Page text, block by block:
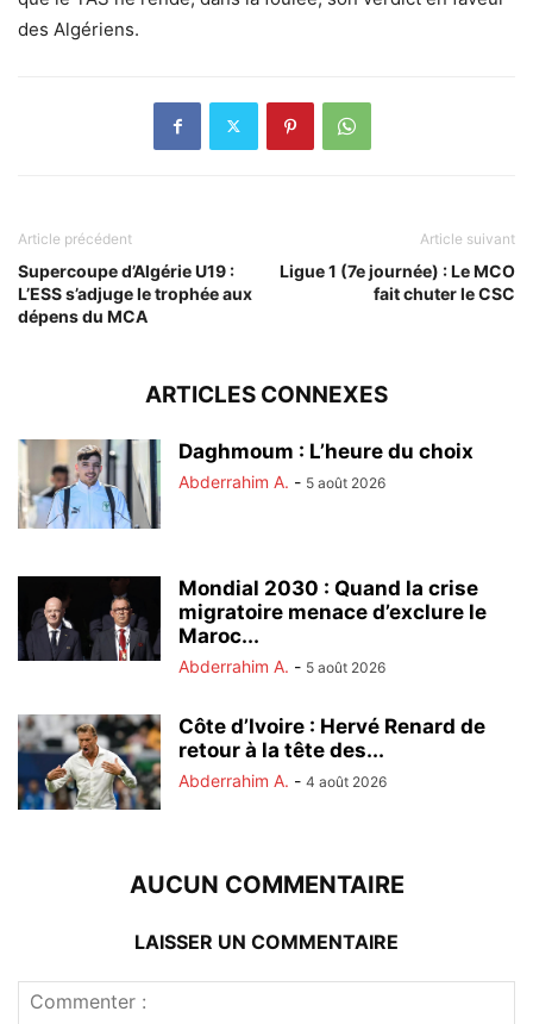
des Algériens.
Article précédent
Supercoupe d’Algérie U19 :
L’ESS s’adjuge le trophée aux
dépens du MCA
Article suivant
Ligue 1 (7e journée) : Le MCO
fait chuter le CSC
ARTICLES CONNEXES
Daghmoum : L’heure du choix
Abderrahim A. - 5 août 2026
Mondial 2030 : Quand la crise
migratoire menace d’exclure le
Maroc...
Abderrahim A. - 5 août 2026
Côte d’Ivoire : Hervé Renard de
retour à la tête des...
Abderrahim A. - 4 août 2026
AUCUN COMMENTAIRE
LAISSER UN COMMENTAIRE